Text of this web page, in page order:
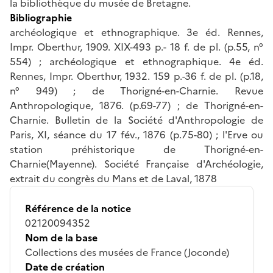
Bibliographie
archéologique et ethnographique. 3e éd. Rennes,
Impr. Oberthur, 1909. XIX-493 p.- 18 f. de pl. (p.55, n°
554) ; archéologique et ethnographique. 4e éd.
Rennes, Impr. Oberthur, 1932. 159 p.-36 f. de pl. (p.18,
n° 949) ; de Thorigné-en-Charnie. Revue
Anthropologique, 1876. (p.69-77) ; de Thorigné-en-
Charnie. Bulletin de la Société d'Anthropologie de
Paris, XI, séance du 17 fév., 1876 (p.75-80) ; l'Erve ou
station préhistorique de Thorigné-en-
Charnie(Mayenne). Société Française d'Archéologie,
extrait du congrès du Mans et de Laval, 1878
Référence de la notice
02120094352
Nom de la base
Collections des musées de France (Joconde)
Date de création